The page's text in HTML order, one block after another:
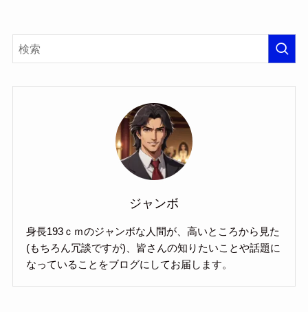
ジャンボ
身長193ｃｍのジャンボな人間が、高いところから見た
(もちろん冗談ですが)、皆さんの知りたいことや話題に
なっていることをブログにしてお届します。